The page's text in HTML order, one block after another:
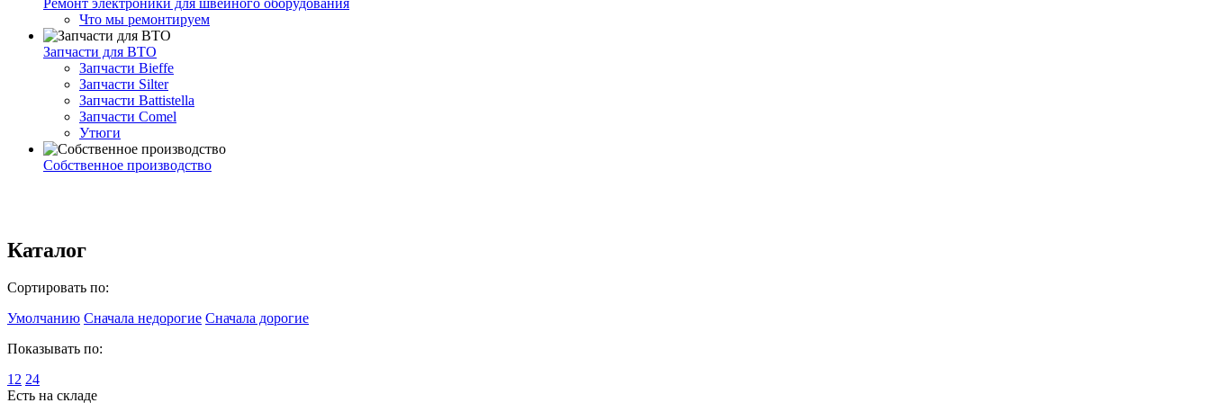
Что мы ремонтируем
Запчасти для ВТО
Запчасти Bieffe
Запчасти Silter
Запчасти Battistella
Запчасти Comel
Утюги
Собственное производство
Каталог
Сортировать по:
Умолчанию Сначала недорогие Сначала дорогие
Показывать по:
12 24
Есть на складе